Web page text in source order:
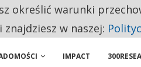
NA LIŚCIE SĄ DWA PODMIOTY Z
IMPACT
określić warunki
w naszej: